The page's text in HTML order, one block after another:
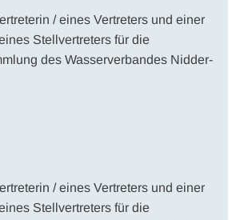
/ eines Vertreters und einer
Stellvertreters für die
des Wasserverbandes Nidder-
/ eines Vertreters und einer
Stellvertreters für die